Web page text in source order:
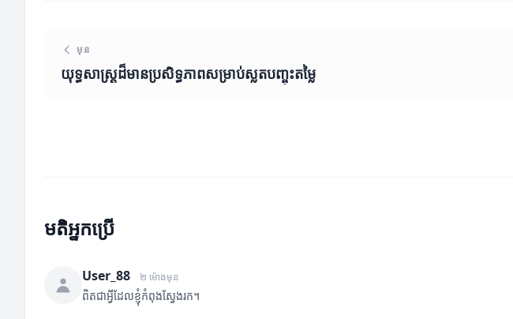
មុន
យុទ្ធសាស្ត្រដ៏មានប្រសិទ្ធភាពសម្រាប់ស្លតបញ្ចុះតម្លៃ
មតិអ្នកប្រើ
User_88 ២ ម៉ោងមុន
ពិតជាអ្វីដែលខ្ញុំកំពុងស្វែងរក។